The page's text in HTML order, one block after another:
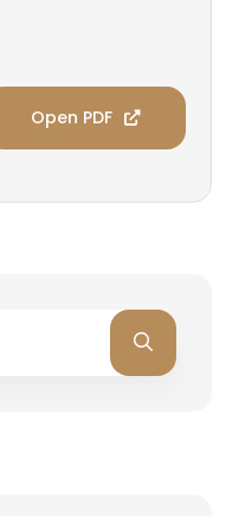
Open PDF